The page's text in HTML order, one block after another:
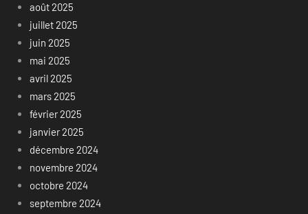
août 2025
juillet 2025
juin 2025
mai 2025
avril 2025
mars 2025
février 2025
janvier 2025
décembre 2024
novembre 2024
octobre 2024
septembre 2024